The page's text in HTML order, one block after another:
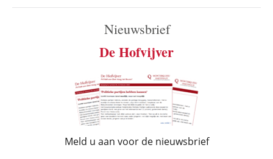
Nieuwsbrief
De Hofvijver
Meld u aan voor de nieuwsbrief